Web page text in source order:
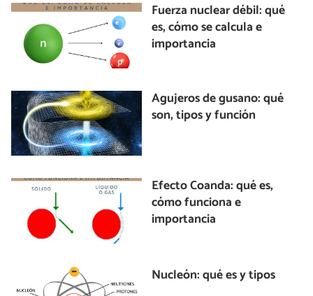
Fuerza nuclear débil: qué
es, cómo se calcula e
importancia
Agujeros de gusano: qué
son, tipos y función
Efecto Coanda: qué es,
cómo funciona e
importancia
Nucleón: qué es y tipos